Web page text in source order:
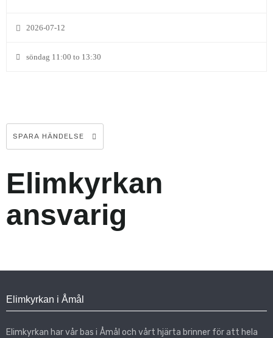
2026-07-12
söndag 11:00 to 13:30
SPARA HÄNDELSE
Elimkyrkan
ansvarig
Elimkyrkan i Åmål
Elimkyrkan har vår bas i Åmål och vårt hjärta brinner för att hela